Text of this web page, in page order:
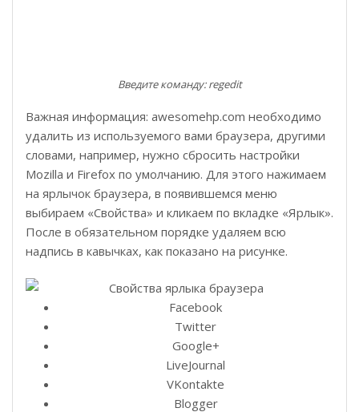
Введите команду: regedit
Важная информация: awesomehp.com необходимо
удалить из используемого вами браузера, другими
словами, например, нужно сбросить настройки
Mozilla и Firefox по умолчанию. Для этого нажимаем
на ярлычок браузера, в появившемся меню
выбираем «Свойства» и кликаем по вкладке «Ярлык».
После в обязательном порядке удаляем всю
надпись в кавычках, как показано на рисунке.
Facebook
Twitter
Google+
LiveJournal
VKontakte
Blogger